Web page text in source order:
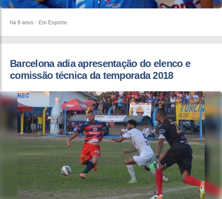
há 9 anos - Em Esporte
Barcelona adia apresentação do elenco e
comissão técnica da temporada 2018